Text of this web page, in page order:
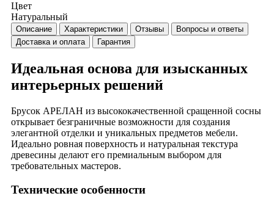
Цвет
Натуральный
Описание Характеристики Отзывы
Вопросы и ответы
Доставка и оплата
Гарантия
Идеальная основа для изысканных
интерьерных решений
Брусок АРЕЛАН из высококачественной сращенной сосны
открывает безграничные возможности для создания
элегантной отделки и уникальных предметов мебели.
Идеально ровная поверхность и натуральная текстура
древесины делают его премиальным выбором для
требовательных мастеров.
Технические особенности